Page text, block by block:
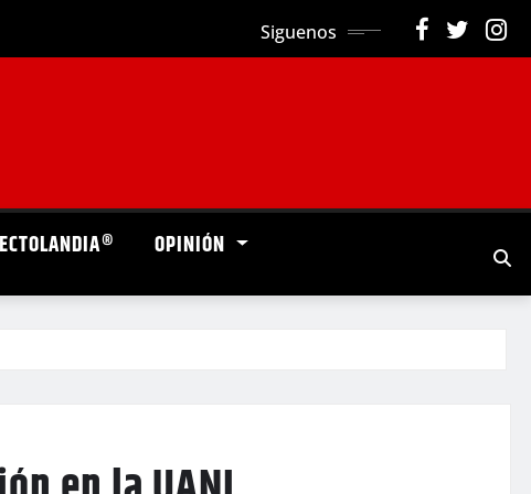
Siguenos
OPINIÓN